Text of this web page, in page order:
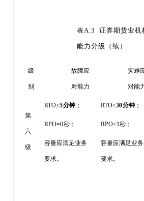
表A.3 证券期货业机
能力分级 （续）
级
别
故障应
对能力
灾难
对能
第
六
级
RTO≤5分钟 ；
RPO=0秒；
容量应满足业务
要求。
RTO≤30分钟 ；
RPO≤1秒；
容量应满足业务
要求。